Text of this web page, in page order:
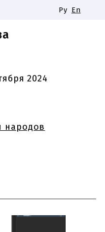
станций
Ру En
2024
народов